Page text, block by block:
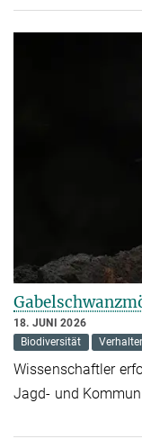
18. JUNI 2026
Biodiversität
Wissenschaftler
Jagd- und